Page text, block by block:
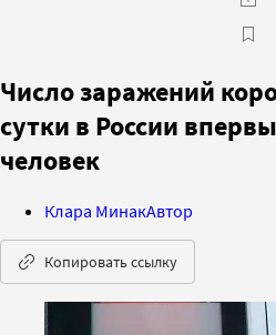
Число заражений
сутки в России
человек
Клара МинакАвтор
Копировать ссылку